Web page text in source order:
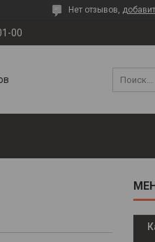
Нет отзывов,
00